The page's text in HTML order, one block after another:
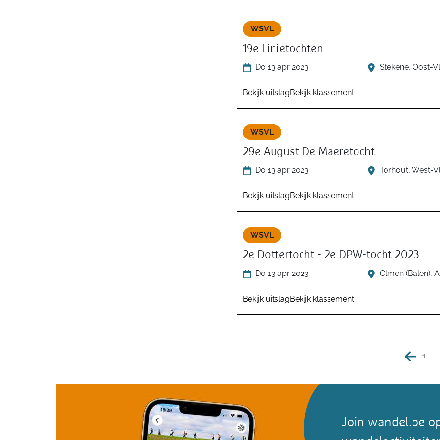
WSVL
19e Linietochten
Do 13 apr 2023 Stekene, Oost-
Bekijk uitslagBekijk klassement
WSVL
29e August De Maeretocht
Do 13 apr 2023 Torhout, West-
Bekijk uitslagBekijk klassement
WSVL
2e Dottertocht - 2e DPW-tocht 2023
Do 13 apr 2023 Olmen (Balen),
Bekijk uitslagBekijk klassement
1 …
Join wandel.be